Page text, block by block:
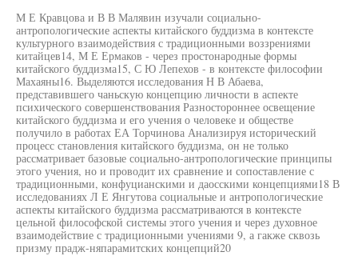
М Е Кравцова и В В Малявин изучали социально-
антропологические аспекты китайского буддизма в контексте
культурного взаимодействия с традиционными воззрениями
китайцев14, М Е Ермаков - через простонародные формы
китайского буддизма15, С Ю Лепехов - в контексте философии
Махаяны16. Выделяются исследования Н В Абаева,
представившего чаньскую концепцию личности в аспекте
психического совершенствования Разностороннее освещение
китайского буддизма и его учения о человеке и обществе
получило в работах ЕА Торчинова Анализируя исторический
процесс становления китайского буддизма, он не только
рассматривает базовые социально-антропологические принципы
этого учения, но и проводит их сравнение и сопоставление с
традиционными, конфуцианскими и даосскими концепциями18 В
исследованиях Л Е Янгутова социальные и антропологические
аспекты китайского буддизма рассматриваются в контексте
цельной философской системы этого учения и через духовное
взаимодействие с традиционными учениями 9, а гакже сквозь
призму прадж-няпарамитских концепций20